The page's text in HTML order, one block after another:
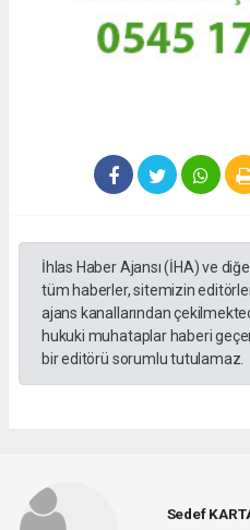
İhlas Haber Ajansı (İHA) ve
tüm haberler, sitemizin
ajans kanallarından
hukuki muhataplar haberi
bir editörü sorumlu tutulamaz.
Sedef